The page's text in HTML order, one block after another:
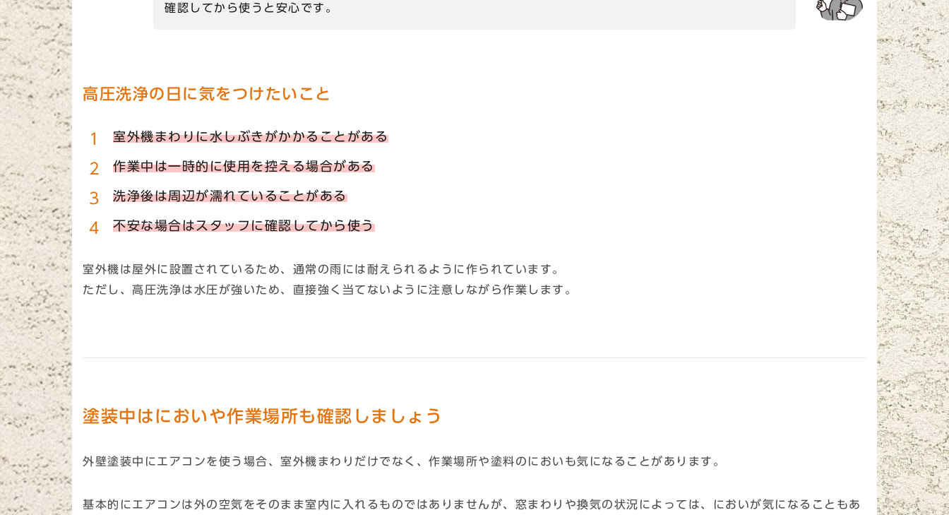
確認してから使うと安心です。
高圧洗浄の日に気をつけたいこと
室外機まわりに水しぶきがかかることがある
作業中は一時的に使用を控える場合がある
洗浄後は周辺が濡れていることがある
不安な場合はスタッフに確認してから使う
室外機は屋外に設置されているため、通常の雨には耐えられるように作られています。
ただし、高圧洗浄は水圧が強いため、直接強く当てないように注意しながら作業します。
塗装中はにおいや作業場所も確認しましょう
外壁塗装中にエアコンを使う場合、室外機まわりだけでなく、作業場所や塗料のにおいも気になることがあります。
基本的にエアコンは外の空気をそのまま室内に入れるものではありませんが、窓まわりや換気の状況によっては、においが気になることもあ